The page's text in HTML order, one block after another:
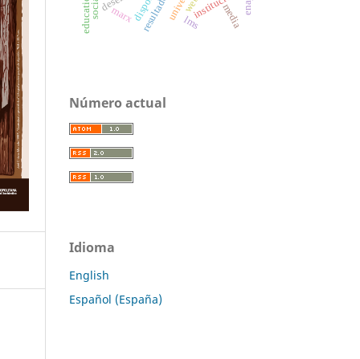
marx media
lms
Número actual
Idioma
English
Español (España)